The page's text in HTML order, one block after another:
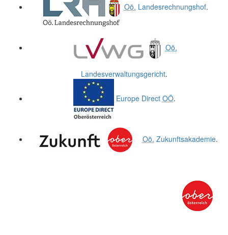
Oö. Landesrechnungshof.
Oö.
Landesverwaltungsgericht.
Europe Direct OÖ.
Oö. Zukunftsakademie.